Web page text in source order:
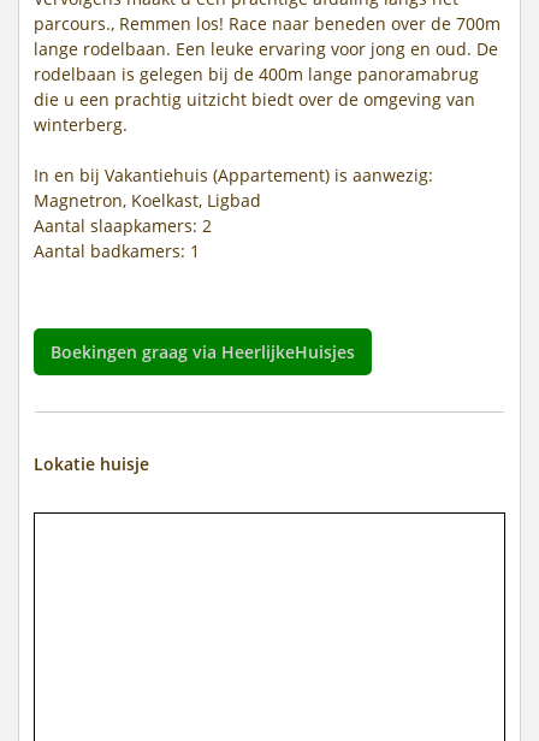
parcours., Remmen los! Race naar beneden over de 700m
lange rodelbaan. Een leuke ervaring voor jong en oud. De
rodelbaan is gelegen bij de 400m lange panoramabrug
die u een prachtig uitzicht biedt over de omgeving van
winterberg.
In en bij Vakantiehuis (Appartement) is aanwezig:
Magnetron, Koelkast, Ligbad
Aantal slaapkamers: 2
Aantal badkamers: 1
Boekingen graag via HeerlijkeHuisjes
Lokatie huisje